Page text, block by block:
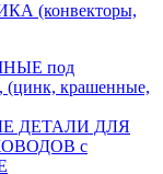
(конвекторы,
под
(цинк, крашенные,
ДЕТАЛИ ДЛЯ
с